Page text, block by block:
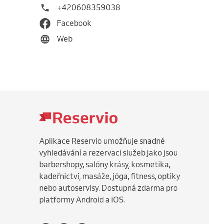
+420608359038
Facebook
Web
Aplikace Reservio umožňuje snadné
vyhledávání a rezervaci služeb jako jsou
barbershopy, salóny krásy, kosmetika,
kadeřnictví, masáže, jóga, fitness, optiky
nebo autoservisy. Dostupná zdarma pro
platformy Android a iOS.